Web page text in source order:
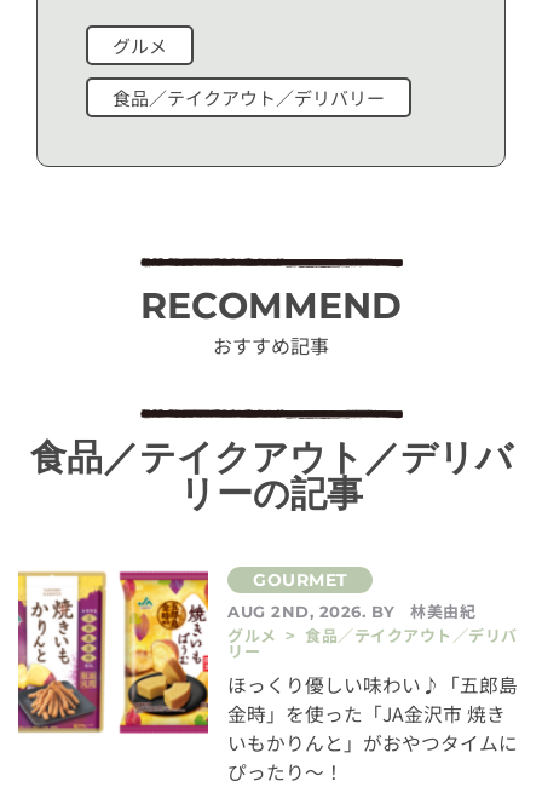
グルメ
食品／テイクアウト／デリバリー
RECOMMEND
おすすめ記事
食品／テイクアウト／デリバ
リーの記事
AUG 2ND, 2026. BY
林美由紀
グルメ > 食品／テイクアウト／デリバ
リー
ほっくり優しい味わい♪「五郎島
金時」を使った「JA金沢市 焼き
いもかりんと」がおやつタイムに
ぴったり～！